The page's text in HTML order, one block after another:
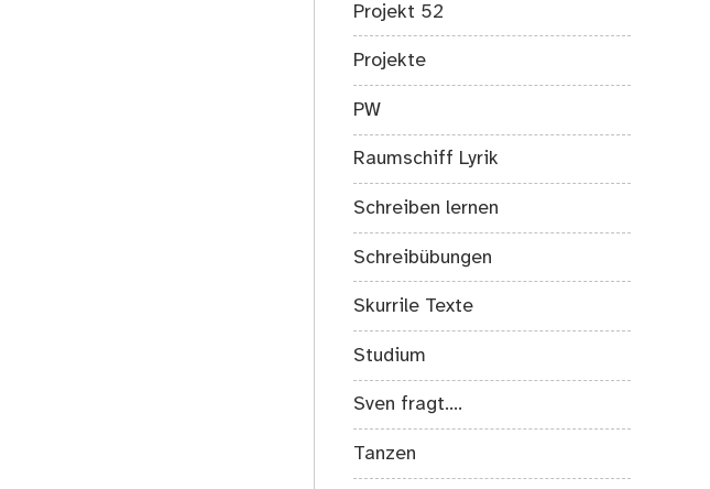
Projekt 52
Projekte
PW
Raumschiff Lyrik
Schreiben lernen
Schreibübungen
Skurrile Texte
Studium
Sven fragt….
Tanzen